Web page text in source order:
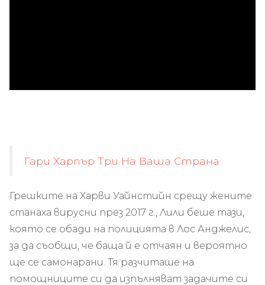
Гари Харпър Три На Ваша Страна
Грешките на Харви Уайнстийн срещу жените
станаха вирусни през 2017 г., Лили беше тази,
която се обади на полицията в Лос Анджелис,
за да съобщи, че баща й е отчаян и вероятно
ще се самонарани. Тя разчиташе на
помощниците си да изпълняват задачите си